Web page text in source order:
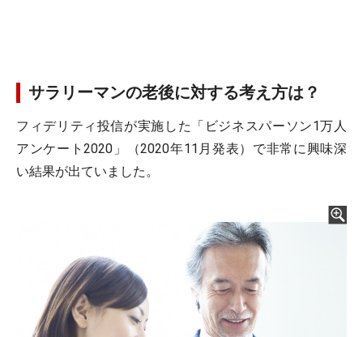
サラリーマンの老後に対する考え方は？
フィデリティ投信が実施した「ビジネスパーソン1万人
アンケート2020」（2020年11月発表）で非常に興味深
い結果が出ていました。